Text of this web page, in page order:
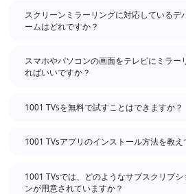
スクリーンミラーリングに対応しているデ
ームはどれですか？
スマホやパソコンの画面をテレビにミラー
ればいいですか？
1001 TVsを無料で試すことはできますか？
1001 TVsアプリのインストール方法を教え
1001 TVsでは、どのようなサブスクリプ
ンが用意されていますか？